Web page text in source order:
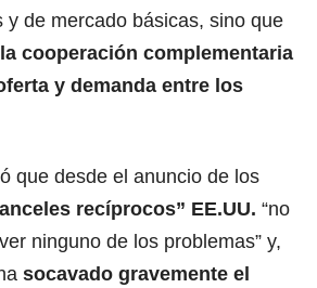
y de mercado básicas, sino que
cooperación complementaria
y demanda entre los
que desde el anuncio de los
recíprocos” EE.UU. “no
ninguno de los problemas” y,
socavado gravemente el